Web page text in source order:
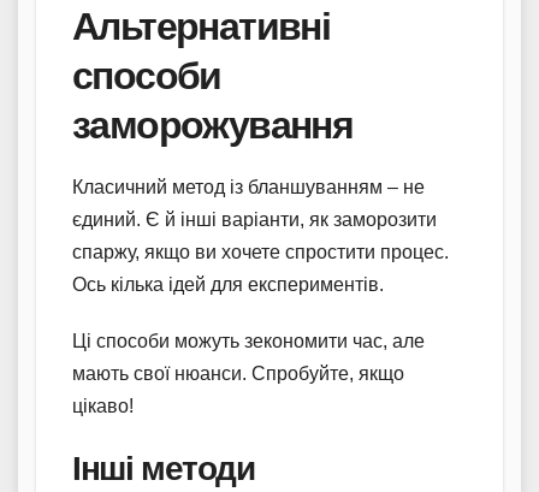
Альтернативні
способи
заморожування
Класичний метод із бланшуванням – не
єдиний. Є й інші варіанти, як заморозити
спаржу, якщо ви хочете спростити процес.
Ось кілька ідей для експериментів.
Ці способи можуть зекономити час, але
мають свої нюанси. Спробуйте, якщо
цікаво!
Інші методи